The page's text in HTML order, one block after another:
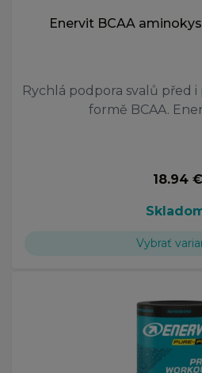
Enervit BCAA
Rychlá podpora svalů před
formě BCAA.
18.94 €
Vybrať